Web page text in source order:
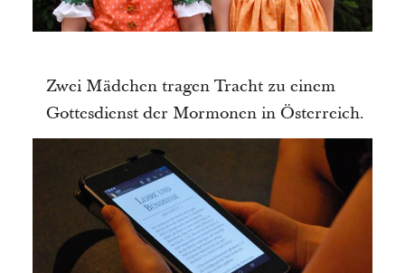
Zwei Mädchen tragen Tracht zu einem
Gottesdienst der Mormonen in Österreich.